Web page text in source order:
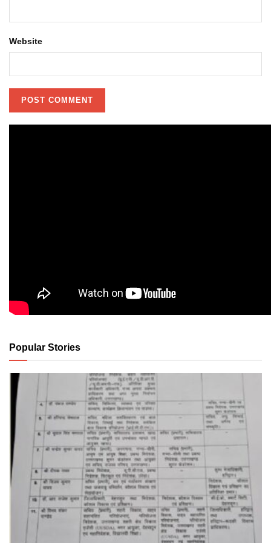
Website
Popular Stories